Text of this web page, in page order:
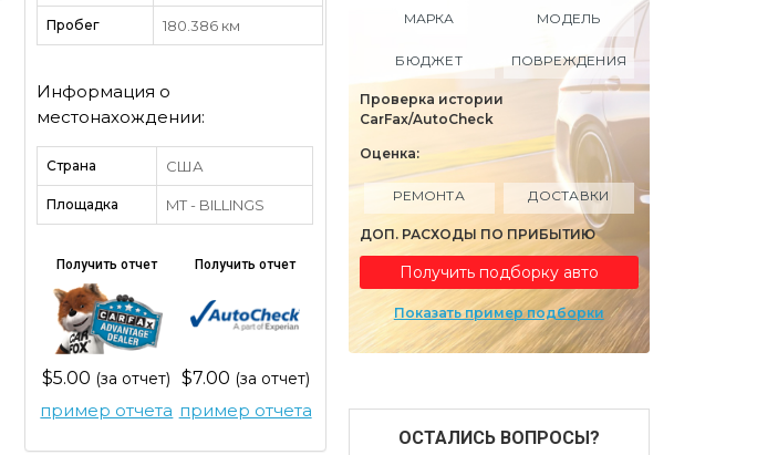
Пробег 180.386 км
Информация о
местонахождении:
Страна США
Площадка MT - BILLINGS
Получить отчет
$5.00 (за отчет)
пример отчета
Получить отчет
$7.00 (за отчет)
пример отчета
МАРКА МОДЕЛЬ
БЮДЖЕТ ПОВРЕЖДЕНИЯ
Проверка истории
CarFax/AutoCheck
Оценка:
РЕМОНТА ДОСТАВКИ
ДОП. РАСХОДЫ ПО ПРИБЫТИЮ
Получить подборку авто
Показать пример подборки
ОСТАЛИСЬ ВОПРОСЫ?